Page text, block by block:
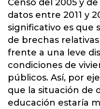
Censo del 2005 y
datos entre 2011 y
significativo es que
de brechas
frente a una leve
condiciones de
públicos. Así, por
que la situación de
educación estaría